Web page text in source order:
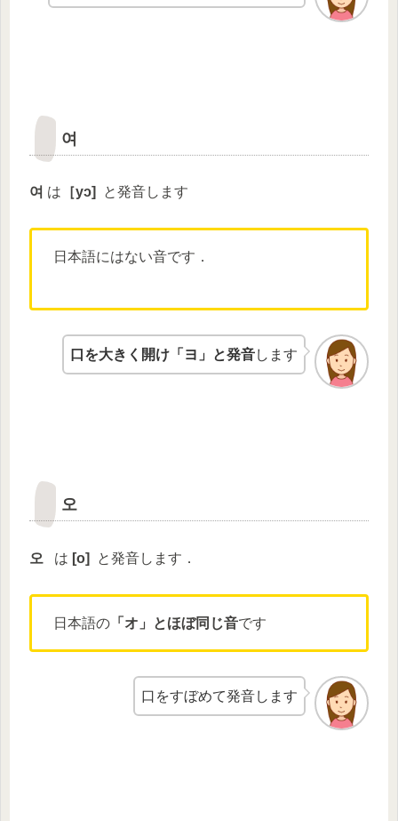
여
여 は ［yɔ] と発音します
日本語にはない音です．
口を大きく開け「ヨ」と発音します
오
오 は [o] と発音します．
日本語の 「オ」とほぼ同じ音です
口をすぼめて発音します